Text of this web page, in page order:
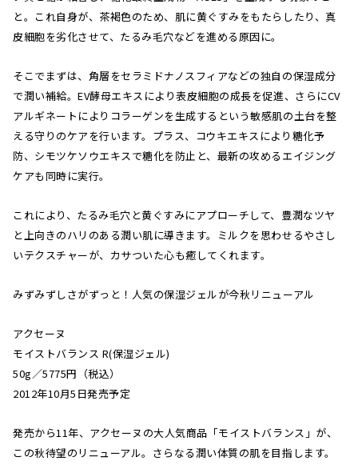
と。これ自身が、茶褐色のため、肌に黄ぐすみをもたらしたり、真
皮細胞を劣化させて、たるみ毛穴などを進める原因に。
そこでまずは、角層をセラミドナノスフィアなどの独自の保湿成分
で潤い補給。EV酵母エキスにより表皮細胞の成長を促進、さらにCV
アルギネートによりコラーゲンを生成するという敏感肌の土台を整
える守りのケアを行います。プラス、コウキエキスにより糖化予
防、シモツケソウエキスで糖化を防止と、最新の攻めるエイジング
ケアも同時に実行。
これにより、たるみ毛穴と黄ぐすみにアプローチして、豊潤なツヤ
と上向きのハリのある潤い肌に導きます。ミルクを思わせるやさし
いテクスチャーが、カサついた心も癒してくれます。
みずみずしさがずっと！人気の保湿ジェルが今秋リニューアル
アクセーヌ
モイストバランス R(保湿ジェル)
50g／5775円（税込）
2012年10月5日発売予定
発売から11年、アクセーヌの大人気商品「モイストバランス」が、
この秋待望のリニューアル。さらなる潤い体質の肌を目指します。